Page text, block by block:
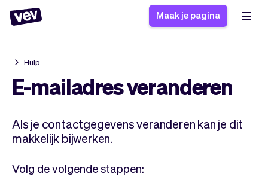
Software voor kleine
bedrijven
CRM voor MKB
Inschrijfformulier
Bestelsysteem
Boekingssysteem
Software voor
Software voor
Verhalen
Checkout
Analytics
Maak je pagina
Hulp
E-mailadres veranderen
Als je contactgegevens veranderen kan je dit
makkelijk bijwerken.
Volg de volgende stappen: